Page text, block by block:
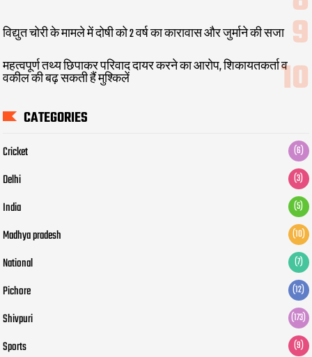
विद्युत चोरी के मामले में दोषी को 2 वर्ष का कारावास और जुर्माने की सजा
महत्वपूर्ण तथ्य छिपाकर परिवाद दायर करने का आरोप, शिकायतकर्ता व
वकील की बढ़ सकती हैं मुश्किलें
CATEGORIES
Cricket (6)
Delhi (3)
India (5)
Madhya pradesh (10)
National (7)
Pichore (12)
Shivpuri (173)
Sports (9)